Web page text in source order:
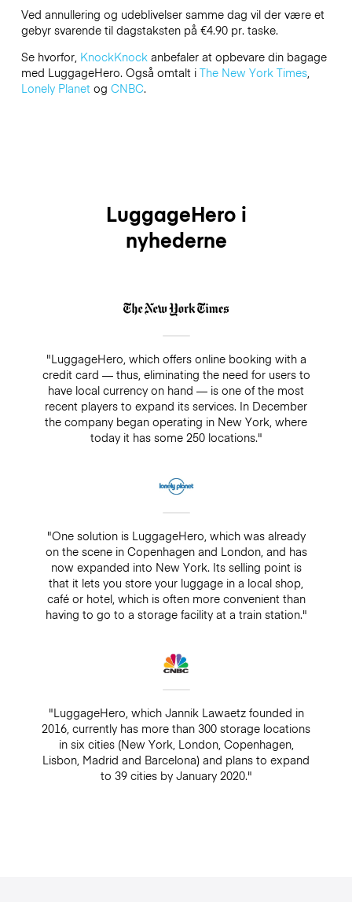
Ved annullering og udeblivelser samme dag vil der være et
gebyr svarende til dagstaksten på €4.90 pr. taske.
Se hvorfor, KnockKnockanbefaler at opbevare din bagage
med LuggageHero. Også omtalt i The New York Times,
Lonely Planetog CNBC.
LuggageHero i
nyhederne
"LuggageHero, which offers online booking with a
credit card — thus, eliminating the need for users to
have local currency on hand — is one of the most
recent players to expand its services. In December
the company began operating in New York, where
today it has some 250 locations."
"One solution is LuggageHero, which was already
on the scene in Copenhagen and London, and has
now expanded into New York. Its selling point is
that it lets you store your luggage in a local shop,
café or hotel, which is often more convenient than
having to go to a storage facility at a train station."
"LuggageHero, which Jannik Lawaetz founded in
2016, currently has more than 300 storage locations
in six cities (New York, London, Copenhagen,
Lisbon, Madrid and Barcelona) and plans to expand
to 39 cities by January 2020."